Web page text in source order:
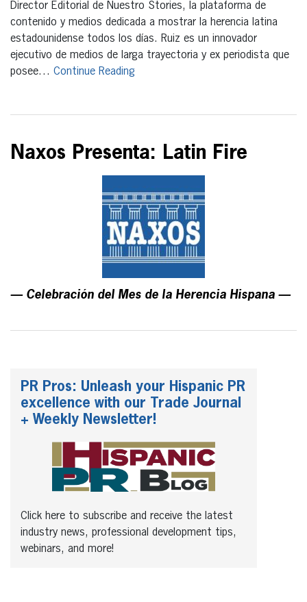
Director Editorial de Nuestro Stories, la plataforma de
contenido y medios dedicada a mostrar la herencia latina
estadounidense todos los días. Ruiz es un innovador
ejecutivo de medios de larga trayectoria y ex periodista que
posee… Continue Reading
Naxos Presenta: Latin Fire
— Celebración del Mes de la Herencia Hispana —
PR Pros: Unleash your Hispanic PR
excellence with our Trade Journal
+ Weekly Newsletter!
Click here to subscribe and receive the latest
industry news, professional development tips,
webinars, and more!